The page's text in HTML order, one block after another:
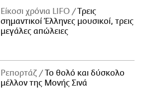
Είκοσι χρόνια LIFO
Tρεις
σημαντικοί Έλληνες μουσικοί, τρεις
μεγάλες απώλειες
Ρεπορτάζ
Το θολό και δύσκολο
μέλλον της Μονής Σινά